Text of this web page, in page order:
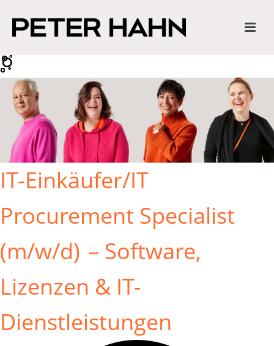
IT-Einkäufer/IT
Procurement Specialist
(m/w/d) – Software,
Lizenzen & IT-
Dienstleistungen